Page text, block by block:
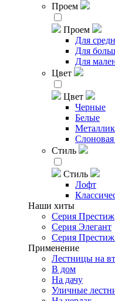
Проем
Проем
Для
Для
Для
Цвет
Цвет
Черные
Белые
Металлик
Слоновая
Стиль
Стиль
Лофт
Наши хиты
Серия Престиж
Серия Элегант
Серия
Применение
Лестницы на
В дом
На дачу
Уличные